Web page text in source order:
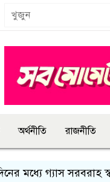
অর্থনীতি রাজনীতি
গ্যাস সরবরাহ স্বাভাবিক